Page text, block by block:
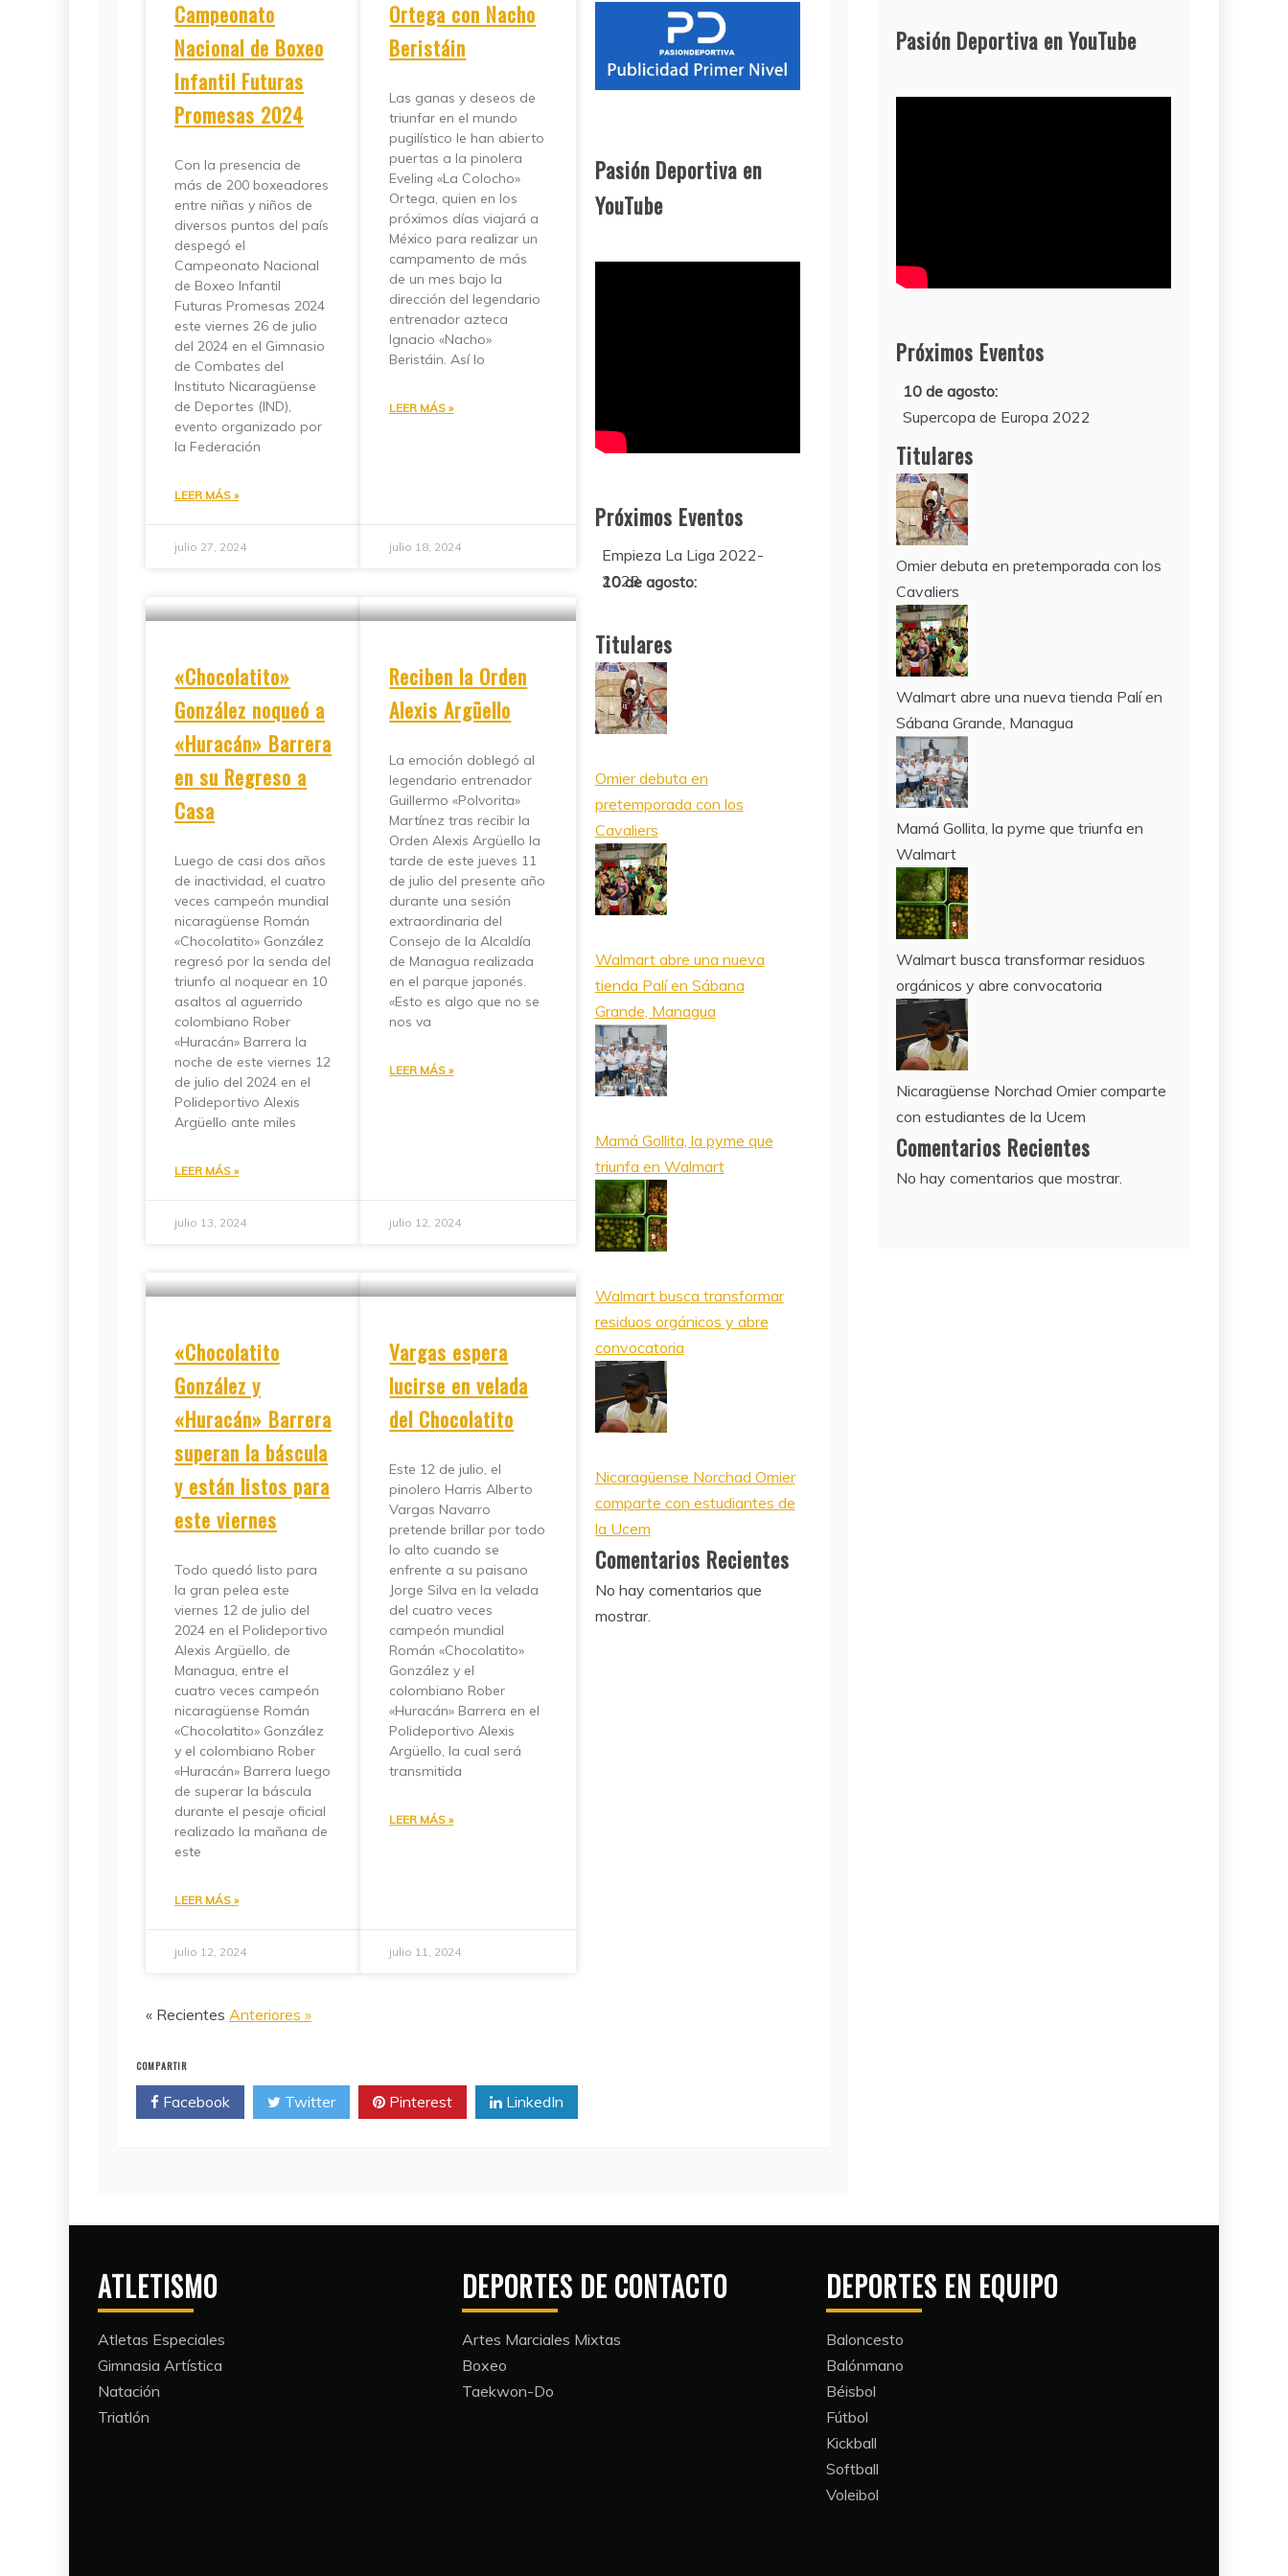
Campeonato
Nacional de Boxeo
Infantil Futuras
Promesas 2024
Con la presencia de
más de 200 boxeadores
entre niñas y niños de
diversos puntos del país
despegó el
Campeonato Nacional
de Boxeo Infantil
Futuras Promesas 2024
este viernes 26 de julio
del 2024 en el Gimnasio
de Combates del
Instituto Nicaragüense
de Deportes (IND),
evento organizado por
la Federación
LEER MÁS »
julio 27, 2024
Ortega con Nacho
Beristáin
Las ganas y deseos de
triunfar en el mundo
pugilístico le han abierto
puertas a la pinolera
Eveling «La Colocho»
Ortega, quien en los
próximos días viajará a
México para realizar un
campamento de más
de un mes bajo la
dirección del legendario
entrenador azteca
Ignacio «Nacho»
Beristáin. Así lo
LEER MÁS »
julio 18, 2024
«Chocolatito»
González noqueó a
«Huracán» Barrera
en su Regreso a
Casa
Luego de casi dos años
de inactividad, el cuatro
veces campeón mundial
nicaragüense Román
«Chocolatito» González
regresó por la senda del
triunfo al noquear en 10
asaltos al aguerrido
colombiano Rober
«Huracán» Barrera la
noche de este viernes 12
de julio del 2024 en el
Polideportivo Alexis
Argüello ante miles
LEER MÁS »
julio 13, 2024
Reciben la Orden
Alexis Argüello
La emoción doblegó al
legendario entrenador
Guillermo «Polvorita»
Martínez tras recibir la
Orden Alexis Argüello la
tarde de este jueves 11
de julio del presente año
durante una sesión
extraordinaria del
Consejo de la Alcaldía
de Managua realizada
en el parque japonés.
«Esto es algo que no se
nos va
LEER MÁS »
julio 12, 2024
«Chocolatito
González y
«Huracán» Barrera
superan la báscula
y están listos para
este viernes
Todo quedó listo para
la gran pelea este
viernes 12 de julio del
2024 en el Polideportivo
Alexis Argüello, de
Managua, entre el
cuatro veces campeón
nicaragüense Román
«Chocolatito» González
y el colombiano Rober
«Huracán» Barrera luego
de superar la báscula
durante el pesaje oficial
realizado la mañana de
este
LEER MÁS »
julio 12, 2024
Vargas espera
lucirse en velada
del Chocolatito
Este 12 de julio, el
pinolero Harris Alberto
Vargas Navarro
pretende brillar por todo
lo alto cuando se
enfrente a su paisano
Jorge Silva en la velada
del cuatro veces
campeón mundial
Román «Chocolatito»
González y el
colombiano Rober
«Huracán» Barrera en el
Polideportivo Alexis
Argüello, la cual será
transmitida
LEER MÁS »
julio 11, 2024
« Recientes Anteriores »
Pasión Deportiva en
YouTube
Próximos Eventos
12 de agosto:
Empieza La Liga 2022-
2023
10 de agosto:
Supercopa de Europa 2022
Titulares
Omier debuta en
pretemporada con los
Cavaliers
Walmart abre una nueva
tienda Palí en Sábana
Grande, Managua
Mamá Gollita, la pyme que
triunfa en Walmart
Walmart busca transformar
residuos orgánicos y abre
convocatoria
Nicaragüense Norchad Omier
comparte con estudiantes de
la Ucem
Comentarios Recientes
No hay comentarios que
mostrar.
COMPARTIR
Facebook Twitter Pinterest LinkedIn
Pasión Deportiva en YouTube
Próximos Eventos
10 de agosto:
Supercopa de Europa 2022
11 al 21 de agosto:
Campeonato Europeo de Natación
2022
12 de agosto:
Empieza La Liga 2022-2023
Titulares
Omier debuta en pretemporada con los
Cavaliers
Walmart abre una nueva tienda Palí en
Sábana Grande, Managua
Mamá Gollita, la pyme que triunfa en
Walmart
Walmart busca transformar residuos
orgánicos y abre convocatoria
Nicaragüense Norchad Omier comparte
con estudiantes de la Ucem
Comentarios Recientes
No hay comentarios que mostrar.
ATLETISMO
Atletas Especiales
Gimnasia Artística
Natación​
Triatlón​
DEPORTES DE CONTACTO
Artes Marciales Mixtas
Boxeo
Taekwon-Do
DEPORTES EN EQUIPO
Baloncesto
Balónmano
Béisbol
Fútbol
Kickball​
Softball​
Voleibol​